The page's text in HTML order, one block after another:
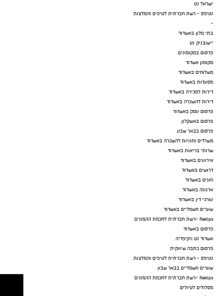
ישראל נט
נטיפס - רשת חברתית לטיפים והמלצות
-
בתי מלון באשדוד
יישובניק נט
פרסום במקומונים
מקומון אשדוד
משלוחים באשדוד
מסעדות באשדוד
דירות למכירה באשדוד
דירות להשכרה באשדוד
פרסום עסק באשדוד
פרסום באשקלון
פרסום בבאר שבע
משרדים וחנויות להשכרה באשדוד
שרותי בריאות באשדוד
אירועים באשדוד
דרושים באשדוד
חוגים באשדוד
ארנונה באשדוד
עורכי דין באשדוד
שערים חשמליים באשדוד
Netips -רשת חברתית לחכמת ההמונים
פרסום באשדוד
אשדוד נט ויקיפדיה
פרסום כתבה שיווקית
נטיפס - רשת חברתית לטיפים והמלצות
שערים חשמליים בבאר שבע
Netips -רשת חברתית לחכמת ההמונים
מסלולים לטיולים